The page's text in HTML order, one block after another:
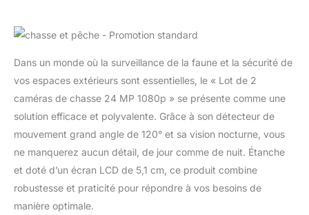
Dans un monde où la surveillance de la faune et la sécurité de
vos espaces extérieurs sont essentielles, le « Lot de 2
caméras de chasse 24 MP 1080p » se présente comme une
solution efficace et polyvalente. Grâce à son détecteur de
mouvement grand angle de 120° et sa vision nocturne, vous
ne manquerez aucun détail, de jour comme de nuit. Étanche
et doté d’un écran LCD de 5,1 cm, ce produit combine
robustesse et praticité pour répondre à vos besoins de
manière optimale.